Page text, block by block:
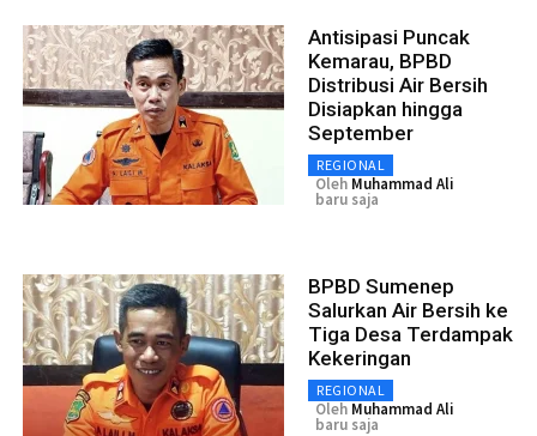
Antisipasi Puncak
Kemarau, BPBD
Distribusi Air Bersih
Disiapkan hingga
September
REGIONAL
Oleh Muhammad Ali
baru saja
BPBD Sumenep
Salurkan Air Bersih ke
Tiga Desa Terdampak
Kekeringan
REGIONAL
Oleh Muhammad Ali
baru saja